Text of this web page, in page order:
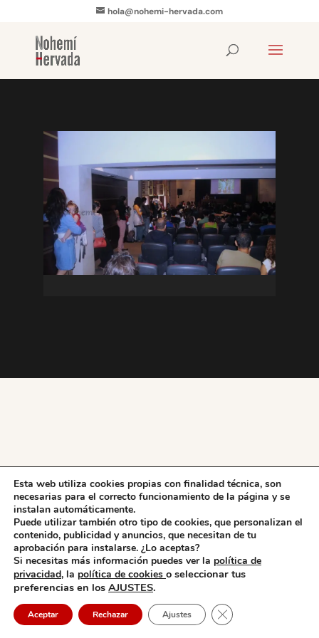
hola@nohemi-hervada.com
Esta web utiliza cookies propias con finalidad técnica, son
necesarias para el correcto funcionamiento de la página y se
instalan automáticamente.
Puede utilizar también otro tipo de cookies, que personalizan el
contenido, publicidad y anuncios, que necesitan de tu
aprobación para instalarse. ¿Lo aceptas?
Si necesitas más información puedes ver la política de
privacidad, la política de cookies o seleccionar tus
preferencias en los AJUSTES.
Aceptar Rechazar Ajustes Cerrar el banner de